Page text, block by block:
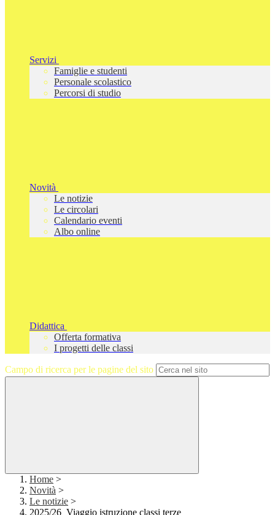
Servizi
Famiglie e studenti
Personale scolastico
Percorsi di studio
Novità
Le notizie
Le circolari
Calendario eventi
Albo online
Didattica
Offerta formativa
I progetti delle classi
Campo di ricerca per le pagine del sito
Home >
Novità >
Le notizie >
2025/26_Viaggio istruzione classi terze